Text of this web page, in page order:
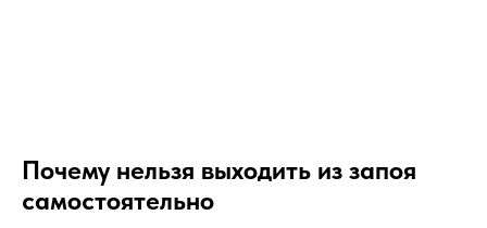
Почему нельзя выходить из запоя
самостоятельно